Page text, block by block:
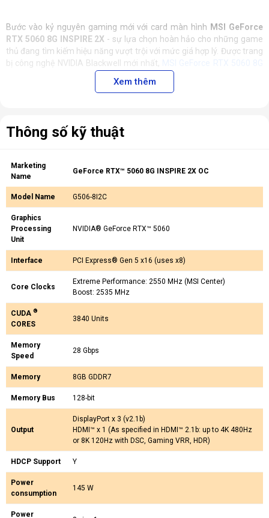
Bước vào kỷ nguyên gaming mới với card màn hình MSI GeForce
RTX 5060 8G INSPIRE 2X - sự lựa chọn hoàn hảo cho những game
thủ đang tìm kiếm hiệu năng vượt trội với mức giá hợp lý. Được trang
bị công nghệ NVIDIA Blackwell mới nhất,
mang đến trải nghiệm gaming mượt mà với khả năng xử
lý đồ họa ấn tượng, ray tracing chân thực và hiệu suất AI vượt trội.
RTX 5060 8G INSPIRE 2X được thiết kế để đáp ứng mọi nhu cầu
gaming hiện đại với:
GPU NVIDIA GeForce RTX 5060
- Kiến trúc Blackwell tiên tiến
3840 CUDA Cores
gameplay mượt mà ngay cả trong các tựa game đòi hỏi cao
Xung nhịp Boost lên đến 2535 MHz
chóng, giảm thiểu độ trễ
Xem thêm
Thông số kỹ thuật
Marketing
Name
GeForce RTX™ 5060 8G INSPIRE 2X OC
Model Name G506-8I2C
Graphics
Processing
Unit
NVIDIA® GeForce RTX™ 5060
Interface PCI Express® Gen 5 x16 (uses x8)
Core Clocks
Extreme Performance: 2550 MHz (MSI Center)
Boost: 2535 MHz
CUDA ®
CORES
3840 Units
Memory
Speed
28 Gbps
Memory 8GB GDDR7
Memory Bus 128-bit
Output
DisplayPort x 3 (v2.1b)
HDMI™ x 1 (As specified in HDMI™ 2.1b: up to 4K 480Hz
or 8K 120Hz with DSC, Gaming VRR, HDR)
HDCP Support Y
Power
consumption
145 W
Power